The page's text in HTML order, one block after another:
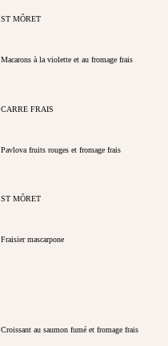
ST MÔRET
Macarons à la violette et au fromage frais
CARRE FRAIS
Pavlova fruits rouges et fromage frais
ST MÔRET
Fraisier mascarpone
Croissant au saumon fumé et fromage frais